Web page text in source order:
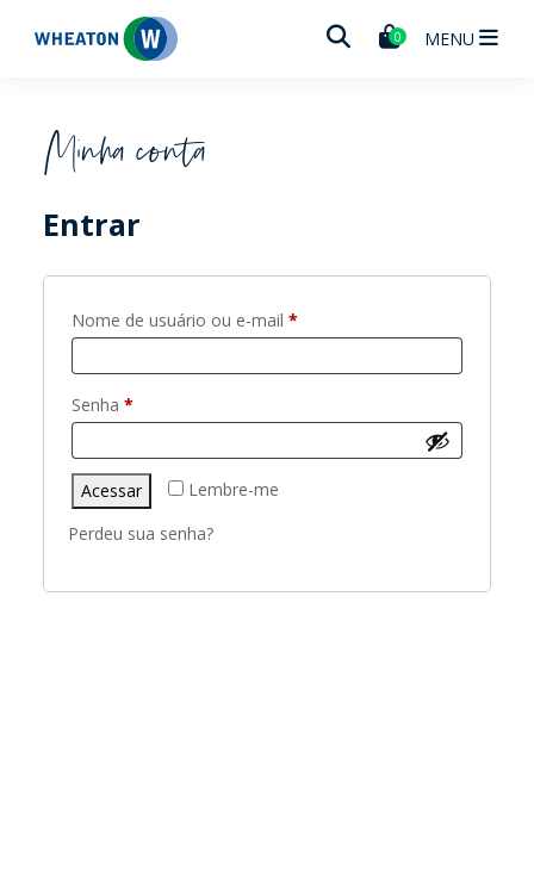
Wheaton 0 MENU
Minha conta
Entrar
Nome de usuário ou e-mail *
Senha *
Lembre-me
Acessar
Perdeu sua senha?